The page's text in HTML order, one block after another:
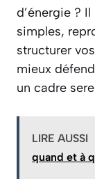
d’énergie ?
simples,
structurer
mieux
un cadre
LIRE AUSSI
quand et à